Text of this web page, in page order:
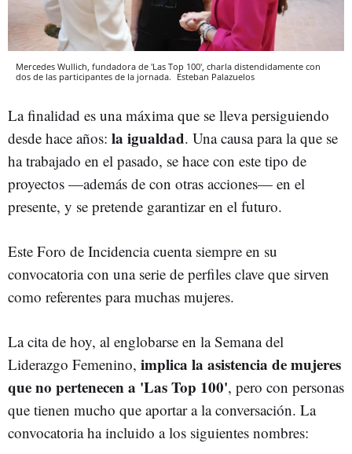
Mercedes Wullich, fundadora de 'Las Top 100', charla distendidamente con
dos de las participantes de la jornada. Esteban Palazuelos
La finalidad es una máxima que se lleva persiguiendo
desde hace años: la igualdad. Una causa para la que se
ha trabajado en el pasado, se hace con este tipo de
proyectos —además de con otras acciones— en el
presente, y se pretende garantizar en el futuro.
Este Foro de Incidencia cuenta siempre en su
convocatoria con una serie de perfiles clave que sirven
como referentes para muchas mujeres.
La cita de hoy, al englobarse en la Semana del
Liderazgo Femenino, implica la asistencia de mujeres
que no pertenecen a 'Las Top 100', pero con personas
que tienen mucho que aportar a la conversación. La
convocatoria ha incluido a los siguientes nombres: